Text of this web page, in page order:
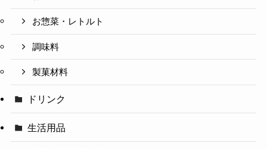
お惣菜・レトルト
調味料
製菓材料
ドリンク
生活用品